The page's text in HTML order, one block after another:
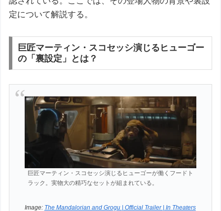
定について解説する。
巨匠マーティン・スコセッシ演じるヒューゴー
の「裏設定」とは？
巨匠マーティン・スコセッシ演じるヒューゴーが働くフードト
ラック。実物大の精巧なセットが組まれている。
Image: The Mandalorian and Grogu | Official Trailer | In Theaters